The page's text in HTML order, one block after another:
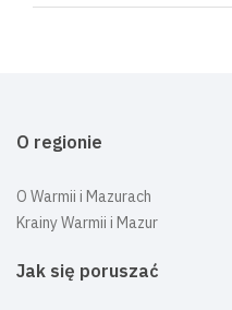
O regionie
O Warmii i Mazurach
Krainy Warmii i Mazur
Jak się poruszać